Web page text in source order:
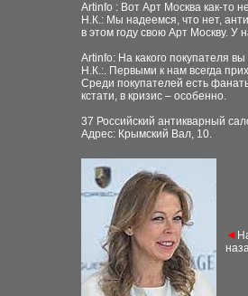
Artinfo : Вот Арт Москва как-то
Н.К.: Мы надеемся, что нет,
в этом году свою Арт Москву. У
Artinfo: На какого покупателя
Н.К.:. Первыми к нам всегда
Среди покупателей есть
кстати, в кризис – особенно.
37 Российский антикварный
Адрес: Крымский Вал, 10.
◄